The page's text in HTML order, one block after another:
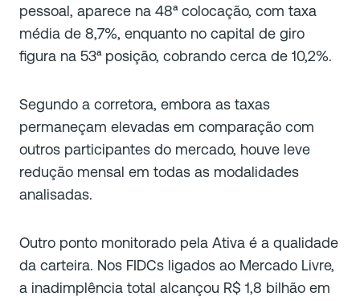
pessoal, aparece na 48ª colocação, com taxa
média de 8,7%, enquanto no capital de giro
figura na 53ª posição, cobrando cerca de 10,2%.
Segundo a corretora, embora as taxas
permaneçam elevadas em comparação com
outros participantes do mercado, houve leve
redução mensal em todas as modalidades
analisadas.
Outro ponto monitorado pela Ativa é a qualidade
da carteira. Nos FIDCs ligados ao Mercado Livre,
a inadimplência total alcançou R$ 1,8 bilhão em